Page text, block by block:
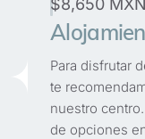
Para disfrutar
te
nuestro
de opciones